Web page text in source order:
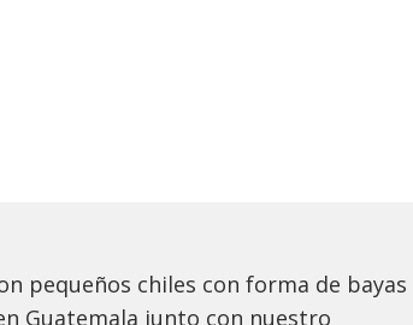
pequeños chiles con forma de bayas
Guatemala junto con nuestro